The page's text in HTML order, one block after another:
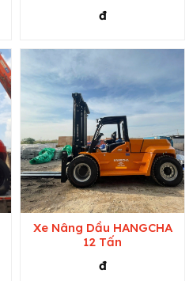
đ
Xe Nâng Dầu HANGCHA
12 Tấn
đ